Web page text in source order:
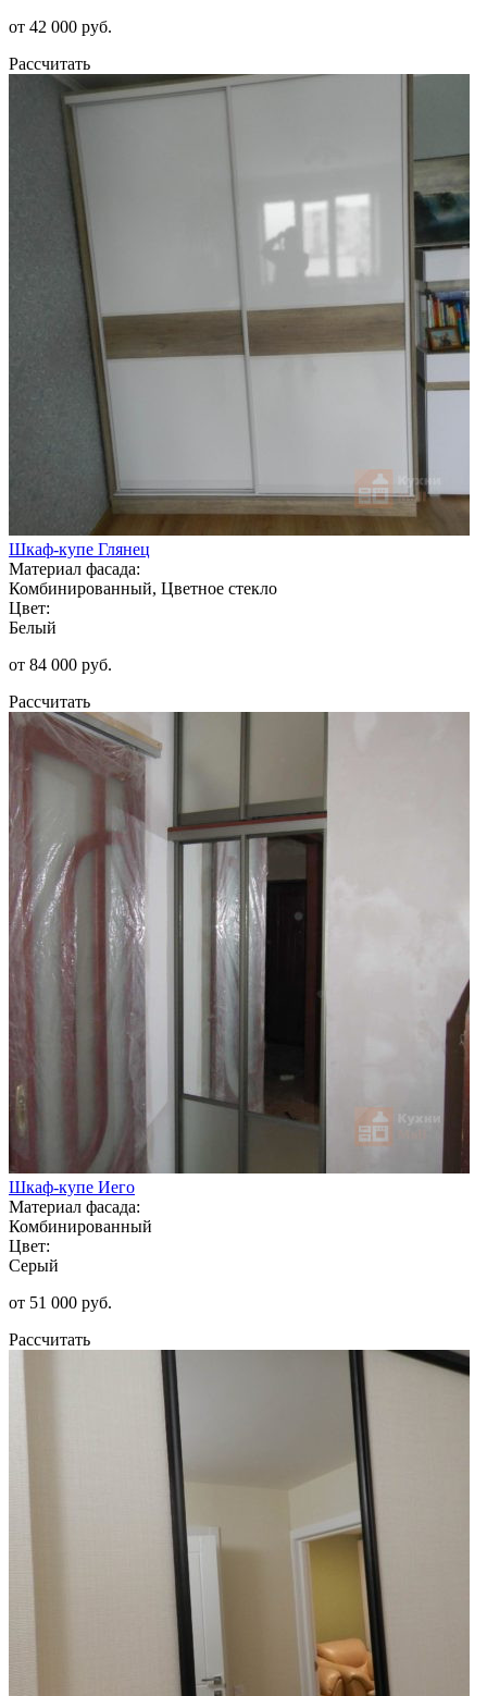
от 42 000 руб.
Рассчитать
Шкаф-купе Глянец
Материал фасада:
Комбинированный, Цветное стекло
Цвет:
Белый
от 84 000 руб.
Рассчитать
Шкаф-купе Иего
Материал фасада:
Комбинированный
Цвет:
Серый
от 51 000 руб.
Рассчитать